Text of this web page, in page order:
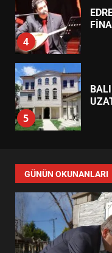
4
5
6
GÜNÜN OKUNANLARI